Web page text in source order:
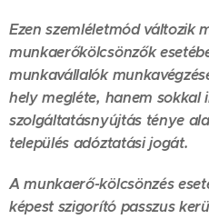
Ezen szemléletmód változik
munkaerőkölcsönzők
munkavállalók
hely megléte, hanem sokkal
szolgáltatásnyújtás ténye
település adóztatási jogát.
A munkaerő-kölcsönzés
képest szigorító passzus